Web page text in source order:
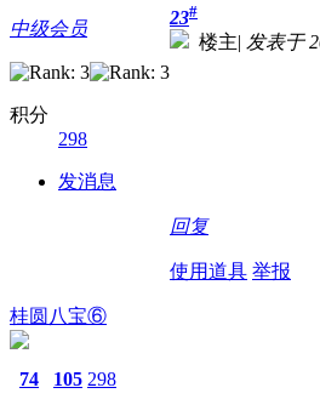
中级会员
积分
298
发消息
23#
楼主| 发表于
回复
使用道具 举报
桂圆八宝⑥
74 105 298